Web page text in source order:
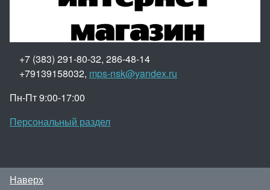
+7 (383) 291-80-32, 286-48-14
+79139158032, mps-nsk@yandex.ru
Пн-Пт 9:00-17:00
Персональный раздел
Наверх